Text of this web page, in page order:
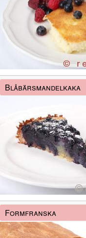
Blåbärsmandelkaka
Formfranska